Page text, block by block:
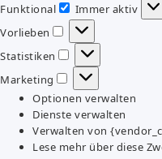
Funktional
Funktional
Immer aktiv
Vorlieben
Vorlieben
Statistiken
Statistiken
Marketing
Marketing
Optionen verwalten
Dienste verwalten
Verwalten von
Lese mehr über diese